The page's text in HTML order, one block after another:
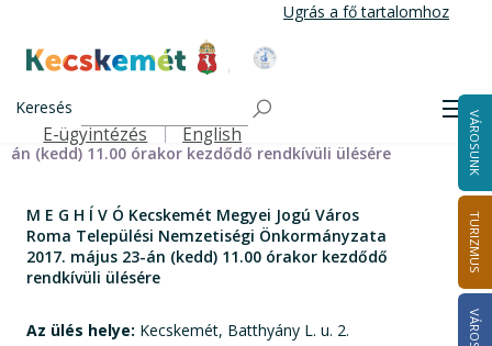
tartalomra
Ugrás a fő tartalomhoz
Kecskemét Város Honlapja
Keresés
Felső navigáció
E-ügyintézés English VÁROSUNK
TURIZMUS
M E G H Í V Ó Kecskemét Megyei Jogú Város Roma
Települési Nemzetiségi Önkormányzata 2017. május 23-
án (kedd) 11.00 órakor kezdődő rendkívüli ülésére
M E G H Í V Ó Kecskemét Megyei Jogú Város
Roma Települési Nemzetiségi Önkormányzata
2017. május 23-án (kedd) 11.00 órakor kezdődő
rendkívüli ülésére
Az ülés helye: Kecskemét, Batthyány L. u. 2.